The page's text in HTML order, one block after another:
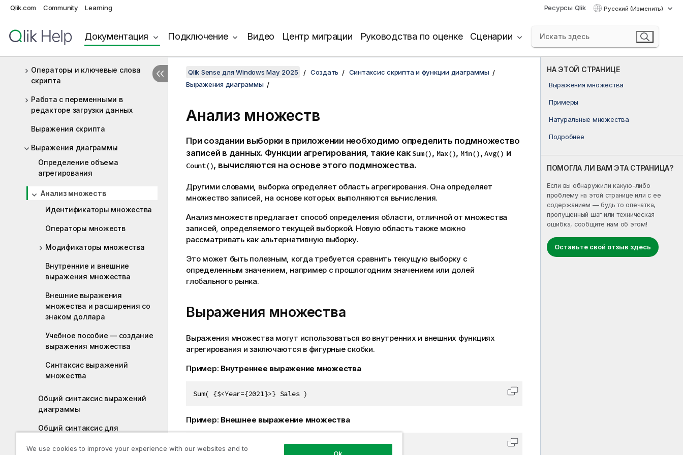
Qlik.com Community Learning Ресурсы Qlik Русский (Изменить)
Документация Подключение Видео Центр миграции Руководства по оценке Сценарии
Визуализации
диаграммы
Операторы и ключевые слова
скрипта
Работа с переменными в
редакторе загрузки данных
Выражения скрипта
Выражения диаграммы
Определение объема
агрегирования
Анализ множеств
Идентификаторы множества
Операторы множеств
Модификаторы множества
Внутренние и внешние
выражения множества
Внешние выражения
множества и расширения со
знаком доллара
Учебное пособие — создание
выражения множества
Синтаксис выражений
множества
Общий синтаксис выражений
диаграммы
Общий синтаксис для
НА ЭТОЙ СТРАНИЦЕ
Выражения множества
Примеры
Натуральные множества
Подробнее
ПОМОГЛА ЛИ ВАМ ЭТА СТРАНИЦА?
Если вы обнаружили какую-либо
проблему на этой странице или с ее
содержанием — будь то опечатка,
пропущенный шаг или техническая
ошибка, сообщите нам об этом!
Оставьте свой отзыв здесь
Qlik Sense для Windows May 2025 Создать
Синтаксис скрипта и функции диаграммы
Выражения диаграммы
Анализ множеств
При создании выборки в приложении необходимо определить подмножество
записей в данных. Функции агрегирования, такие как Sum(), Max(), Min(), Avg() и
Count(), вычисляются на основе этого подмножества.
Другими словами, выборка определяет область агрегирования. Она определяет
множество записей, на основе которых выполняются вычисления.
Анализ множеств предлагает способ определения области, отличной от множества
записей, определяемого текущей выборкой. Новую область также можно
рассматривать как альтернативную выборку.
Это может быть полезным, когда требуется сравнить текущую выборку с
определенным значением, например с прошлогодним значением или долей
глобального рынка.
Выражения множества
Выражения множества могут использоваться во внутренних и внешних функциях
агрегирования и заключаются в фигурные скобки.
Пример: Внутреннее выражение множества
Sum( {$<Year={2021}>} Sales ) Скопировать код в буфер обмена
Пример: Внешнее выражение множества
{<Year={2021}>} Sum(Sales) / Count(distinct Customer) Скопировать код в буфер обмена
We use cookies to improve your experience with our websites and to